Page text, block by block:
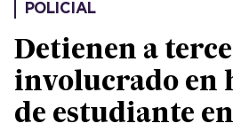
POLICIAL
Detienen a
involucrado en
de estudiante